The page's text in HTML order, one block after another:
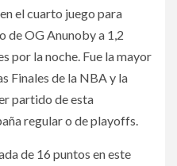
el cuarto juego para
de OG Anunoby a 1,2
por la noche. Fue la mayor
Finales de la NBA y la
partido de esta
regular o de playoffs.
de 16 puntos en este